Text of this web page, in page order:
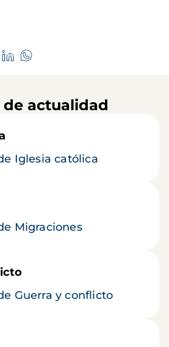
actualidad
Iglesia católica
Migraciones
Guerra y conflicto